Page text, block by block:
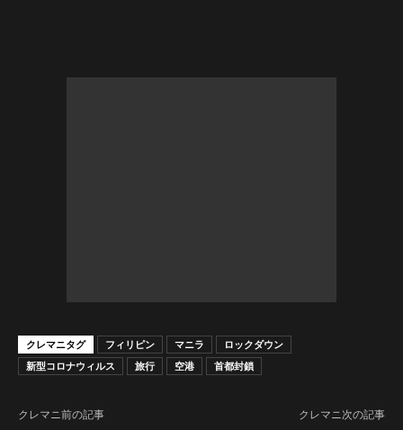
クレマニタグ フィリピン マニラ
ロックダウン
新型コロナウィルス
旅行 空港 首都封鎖
クレマニ前の記事 クレマニ次の記事